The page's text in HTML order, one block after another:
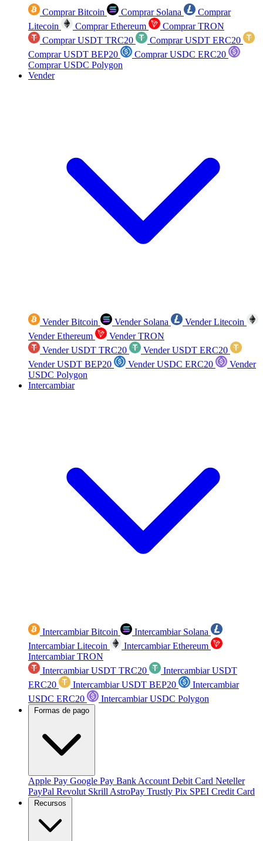
Comprar Bitcoin Comprar Solana
Comprar
Litecoin
Comprar Ethereum
Comprar TRON
Comprar USDT TRC20
Comprar USDT ERC20
Comprar USDT BEP20
Comprar USDC ERC20
Comprar USDC Polygon
Vender
Vender Bitcoin Vender Solana
Vender Litecoin
Vender Ethereum
Vender TRON
Vender USDT TRC20
Vender USDT ERC20
Vender USDT BEP20
Vender USDC ERC20
Vender
USDC Polygon
Intercambiar
Intercambiar Bitcoin
Intercambiar Solana
Intercambiar Litecoin
Intercambiar Ethereum
Intercambiar TRON
Intercambiar USDT TRC20
Intercambiar USDT
ERC20
Intercambiar USDT BEP20
Intercambiar
USDC ERC20
Intercambiar USDC Polygon
Formas de pago
Apple Pay Google Pay Bank Account Debit Card Neteller
PayPal Revolut Skrill AstroPay Trustly Pix SPEI Credit Card
Recursos